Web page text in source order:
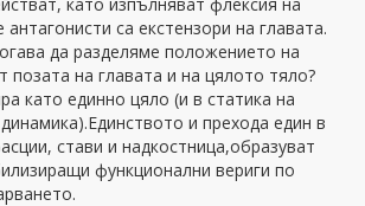
антагонисти са екстензори на главата.
да разделяме положението на
позата на главата и на цялото тяло?
като единно цяло (и в статика на
и прехода един в
стави и надкостница,образуват
функционални вериги по